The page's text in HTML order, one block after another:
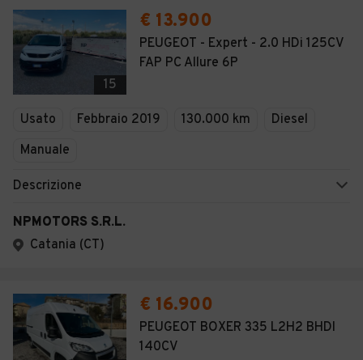
15
€ 13.900
PEUGEOT - Expert - 2.0 HDi 125CV
FAP PC Allure 6P
Usato Febbraio 2019 130.000 km
Diesel
Manuale
Descrizione
NPMOTORS S.R.L.
Catania (CT)
€ 16.900
PEUGEOT BOXER 335 L2H2 BHDI
140CV